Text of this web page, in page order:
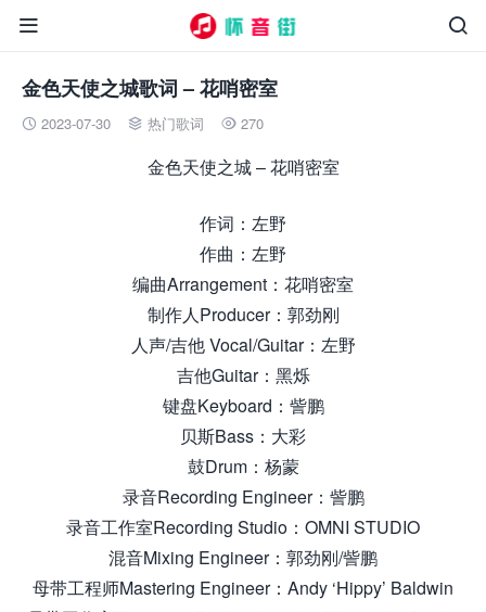


金色天使之城歌词 – 花哨密室
 2023-07-30  热门歌词  270
金色天使之城 – 花哨密室
作词：左野
作曲：左野
编曲Arrangement：花哨密室
制作人Producer：郭劲刚
人声/吉他 Vocal/Guitar：左野
吉他Guitar：黑烁
键盘Keyboard：訾鹏
贝斯Bass：大彩
鼓Drum：杨蒙
录音Recording Engineer：訾鹏
录音工作室Recording Studio：OMNI STUDIO
混音Mixing Engineer：郭劲刚/訾鹏
母带工程师Mastering Engineer：Andy ‘Hippy’ Baldwin